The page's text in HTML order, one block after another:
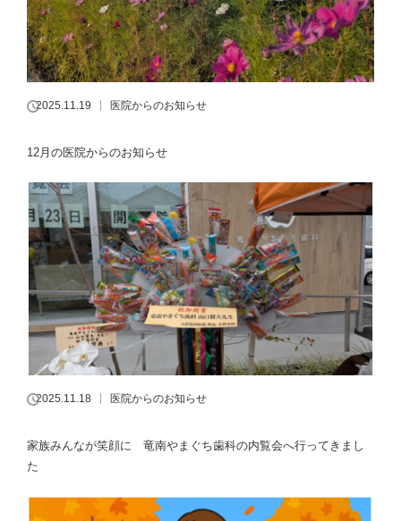
2025.11.19 医院からのお知らせ
12月の医院からのお知らせ
2025.11.18 医院からのお知らせ
家族みんなが笑顔に 竜南やまぐち歯科の内覧会へ行ってきまし
た